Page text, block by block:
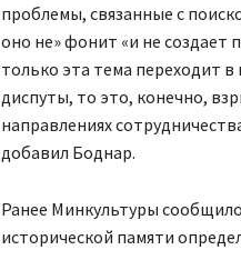
проблемы, связанные с
оно не» фонит «и не создает
только эта тема переходит
диспуты, то это, конечно,
направлениях
добавил Боднар.
Ранее Минкультуры
исторической памяти